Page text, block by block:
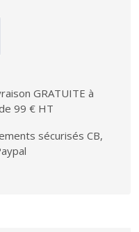
GRATUITE à
99 € HT
sécurisés CB,